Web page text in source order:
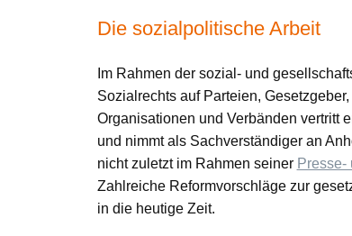
Die sozialpolitische Arbeit
Im Rahmen der sozial- und
Sozialrechts auf Parteien,
Organisationen und Verbänden vertritt
und nimmt als Sachverständiger an
nicht zuletzt im Rahmen seiner Presse-
Zahlreiche Reformvorschläge zur
in die heutige Zeit.